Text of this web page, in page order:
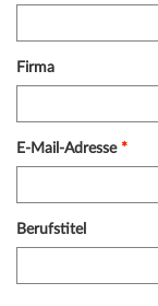
Firma
E-Mail-Adresse *
Berufstitel